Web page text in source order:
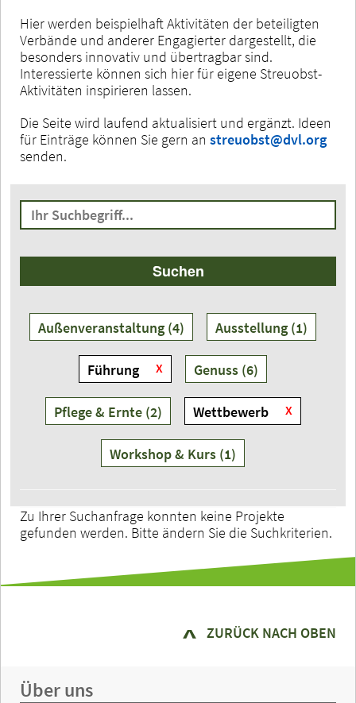
Hier werden beispielhaft Aktivitäten der beteiligten
Verbände und anderer Engagierter dargestellt, die
besonders innovativ und übertragbar sind.
Interessierte können sich hier für eigene Streuobst-
Aktivitäten inspirieren lassen.
Die Seite wird laufend aktualisiert und ergänzt. Ideen
für Einträge können Sie gern an streuobst@dvl.org
senden.
Ihr
Suchbegriff
Suchen
Außenveranstaltung (4) Ausstellung (1)
Führung Genuss (6)
Pflege & Ernte (2) Wettbewerb
Workshop & Kurs (1)
Zu Ihrer Suchanfrage konnten keine Projekte
gefunden werden. Bitte ändern Sie die Suchkriterien.
ZURÜCK NACH OBEN
Über uns